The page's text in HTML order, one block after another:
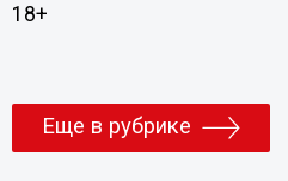
18+
Еще в рубрике